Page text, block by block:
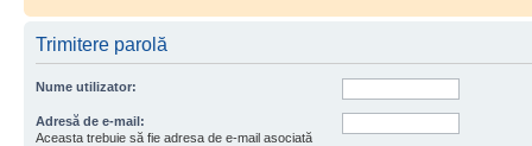
Trimitere parolă
Nume utilizator:
Adresă de e-mail:
Aceasta trebuie să fie adresa de e-mail asociată